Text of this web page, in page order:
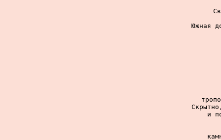
Южная
и